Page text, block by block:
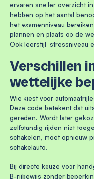
ervaren sneller overzicht
hebben op het aantal
het examenniveau
plannen en plaats op de
Ook leerstijl, stressniveau
Verschillen
wettelijke
Wie kiest voor
Deze code betekent dat
gereden. Wordt later
zelfstandig rijden niet
schakelen, moet opnieuw
schakelauto.
Bij directe keuze voor
B-rijbewijs zonder